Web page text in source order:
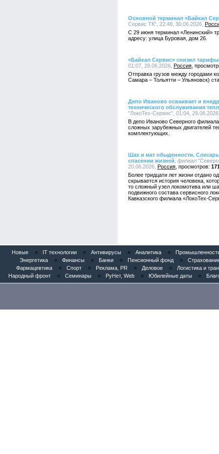
Основной терминал «Байкал
Сервис ТК", 22:48, 30.06.2026,
С 29 июня терминал «Ленинский»
адресу: улица Буровая, дом 26.
«Байкал Сервис» снизил
01:07, 29.06.2026, Россия
Отправка грузов между городами
Самара – Тольятти – Ульяновск)
Депо Иваново осваивает и
технического обслуживания
"ЛокоТех-Сервис", 01:04,
В депо Иваново Северного
сложных зарубежных двигателей
комплектующих.
Шах и мат обыденности.
спасении жизней , филиал
20.06.2026, Россия
Более тридцати лет жизни отдано
скрывается история человека,
то сложный узел локомотива или
подвижного состава сервисного
Кавказского филиала «ЛокоТех-
Новые « IT технологии « Антивирусы « Аналитика «
Энергетика
« Финансы « Банки « Пенсионный фонд «
Фармацевтика
« Спорт « Реклама, PR « Деловое «
Логистика и
Народный фронт
« Семинары « РуНет, Web « Юбилейные даты «